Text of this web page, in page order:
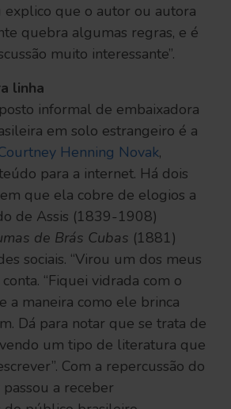
explico que o autor ou autora
quebra algumas regras, e é
muito interessante”.
linha
informal de embaixadora
em solo estrangeiro é a
Henning Novak,
para a internet. Há dois
que ela cobre de elogios a
de Assis (1839-1908)
de Brás Cubas (1881)
sociais. “Virou um dos meus
“Fiquei vidrada com o
a maneira como ele brinca
Dá para notar que se trata de
um tipo de literatura que
Com a repercussão do
a receber